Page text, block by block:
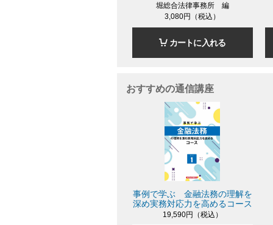
堀総合法律事務所 編
3,080円（税込）
カートに入れる
おすすめの通信講座
事例で学ぶ 金融法務の理解を
深め実務対応力を高めるコース
19,590円（税込）